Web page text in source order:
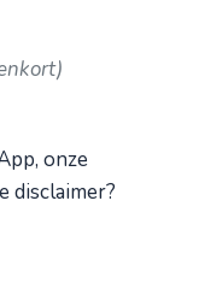
onze
disclaimer?